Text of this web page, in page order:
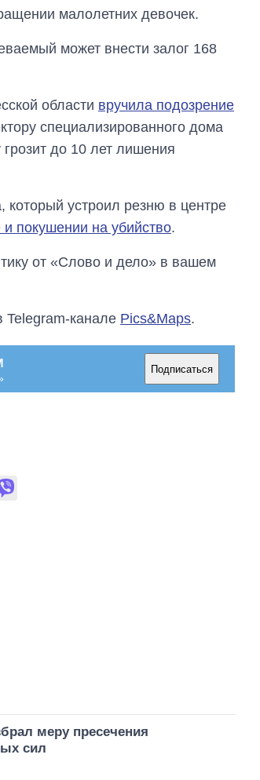
малолетних девочек.
может внести залог 168
области вручила подозрение
специализированного дома
до 10 лет лишения
устроил резню в центре
покушении на убийство.
от «Слово и дело» в вашем
Telegram-канале Pics&Maps.
Подписаться
меру пресечения
сил
От 1 месяца – до 5
занимал
должность